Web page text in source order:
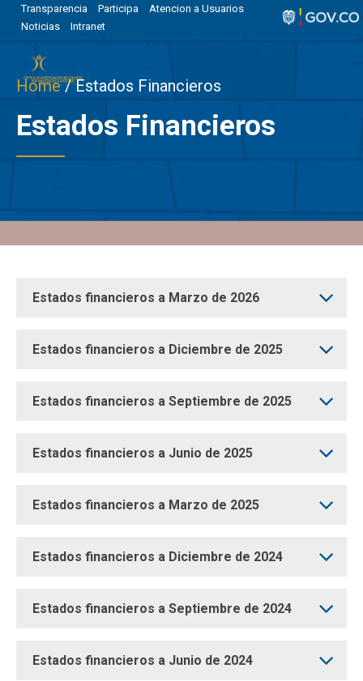
Transparencia Participa
Atencion a Usuarios
Noticias
Intranet
Home Estados Financieros
Estados Financieros
Estados financieros a Marzo de 2026
Estados financieros a Diciembre de 2025
Estados financieros a Septiembre de 2025
Estados financieros a Junio de 2025
Estados financieros a Marzo de 2025
Estados financieros a Diciembre de 2024
Estados financieros a Septiembre de 2024
Estados financieros a Junio de 2024